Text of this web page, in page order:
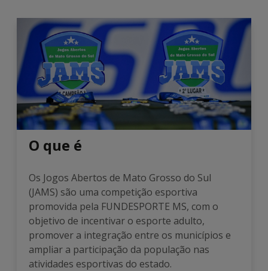
O que é
Os Jogos Abertos de Mato Grosso do Sul
(JAMS) são uma competição esportiva
promovida pela FUNDESPORTE MS, com o
objetivo de incentivar o esporte adulto,
promover a integração entre os municípios e
ampliar a participação da população nas
atividades esportivas do estado.